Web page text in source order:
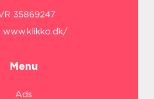
www.klikko.dk/
Menu
Ads